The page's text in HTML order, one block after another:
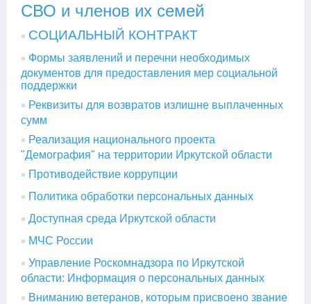
СВО и членов их семей
СОЦИАЛЬНЫЙ КОНТРАКТ
Формы заявлений и перечни необходимых
документов для предоставления мер социальной
поддержки
Реквизиты для возвратов излишне выплаченных
сумм
Реализация национального проекта
"Демография" на территории Иркутской области
Противодействие коррупции
Политика обработки персональных данных
Доступная среда Иркутской области
МЧС России
Управление Роскомнадзора по Иркутской
области: Информация о персональных данных
Вниманию ветеранов, которым присвоено звание